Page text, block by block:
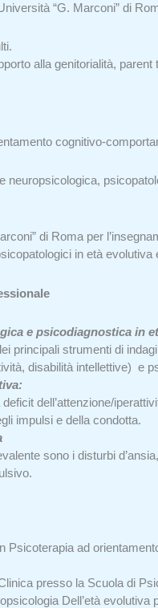
“G. Marconi” di
alla genitorialità, parent
cognitivo-
neuropsicologica,
di Roma per
in età
e psicodiagnostica in
principali strumenti di
disabilità intellettive) e
dell’attenzione/
impulsi e della condotta.
sono i disturbi
Psicoterapia ad
presso la Scuola di
Dell’età